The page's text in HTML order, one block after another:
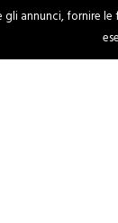
HOME
annunci, fornire